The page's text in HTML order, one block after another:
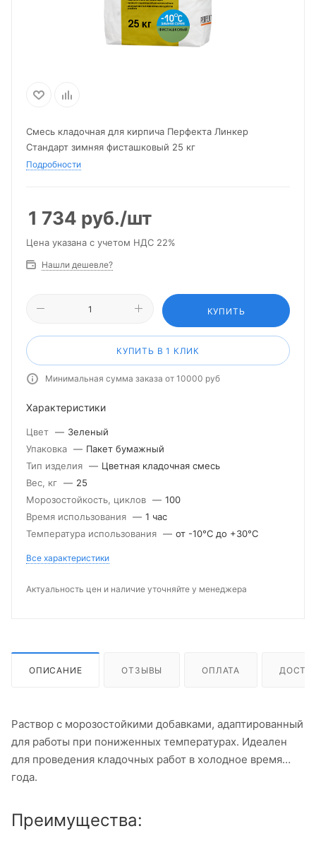
Смесь кладочная для кирпича Перфекта Линкер
Стандарт зимняя фисташковый 25 кг
Подробности
1 734 руб./шт
Цена указана с учетом НДС 22%
Нашли дешевле?
КУПИТЬ
КУПИТЬ В 1 КЛИК
Минимальная сумма заказа от 10000 руб
Характеристики
Цвет — Зеленый
Упаковка — Пакет бумажный
Тип изделия — Цветная кладочная смесь
Вес, кг — 25
Морозостойкость, циклов — 100
Время использования — 1 час
Температура использования — от -10°С до +30°С
Все характеристики
Актуальность цен и наличие уточняйте у менеджера
ОПИСАНИЕ ОТЗЫВЫ ОПЛАТА
Раствор с морозостойкими добавками, адаптированный
для работы при пониженных температурах. Идеален
для проведения кладочных работ в холодное время
года.
Преимущества: